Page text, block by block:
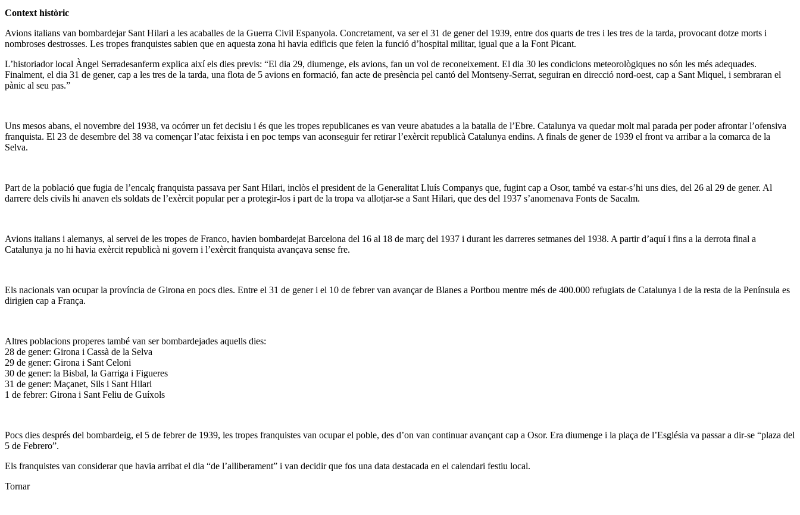
Context històric
Avions italians van bombardejar Sant Hilari a les acaballes de la Guerra Civil Espanyola. Concretament, va ser el 31 de gener del 1939, entre dos quarts de tres i les tres de la tarda, provocant dotze morts i
nombroses destrosses. Les tropes franquistes sabien que en aquesta zona hi havia edificis que feien la funció d’hospital militar, igual que a la Font Picant.
L’historiador local Àngel Serradesanferm explica així els dies previs: “El dia 29, diumenge, els avions, fan un vol de reconeixement. El dia 30 les condicions meteorològiques no són les més adequades.
Finalment, el dia 31 de gener, cap a les tres de la tarda, una flota de 5 avions en formació, fan acte de presència pel cantó del Montseny-Serrat, seguiran en direcció nord-oest, cap a Sant Miquel, i sembraran el
pànic al seu pas.”
Uns mesos abans, el novembre del 1938, va ocórrer un fet decisiu i és que les tropes republicanes es van veure abatudes a la batalla de l’Ebre. Catalunya va quedar molt mal parada per poder afrontar l’ofensiva
franquista. El 23 de desembre del 38 va començar l’atac feixista i en poc temps van aconseguir fer retirar l’exèrcit republicà Catalunya endins. A finals de gener de 1939 el front va arribar a la comarca de la
Selva.
Part de la població que fugia de l’encalç franquista passava per Sant Hilari, inclòs el president de la Generalitat Lluís Companys que, fugint cap a Osor, també va estar-s’hi uns dies, del 26 al 29 de gener. Al
darrere dels civils hi anaven els soldats de l’exèrcit popular per a protegir-los i part de la tropa va allotjar-se a Sant Hilari, que des del 1937 s’anomenava Fonts de Sacalm.
Avions italians i alemanys, al servei de les tropes de Franco, havien bombardejat Barcelona del 16 al 18 de març del 1937 i durant les darreres setmanes del 1938. A partir d’aquí i fins a la derrota final a
Catalunya ja no hi havia exèrcit republicà ni govern i l’exèrcit franquista avançava sense fre.
Els nacionals van ocupar la província de Girona en pocs dies. Entre el 31 de gener i el 10 de febrer van avançar de Blanes a Portbou mentre més de 400.000 refugiats de Catalunya i de la resta de la Península es
dirigien cap a França.
Altres poblacions properes també van ser bombardejades aquells dies:
28 de gener: Girona i Cassà de la Selva
29 de gener: Girona i Sant Celoni
30 de gener: la Bisbal, la Garriga i Figueres
31 de gener: Maçanet, Sils i Sant Hilari
1 de febrer: Girona i Sant Feliu de Guíxols
Pocs dies després del bombardeig, el 5 de febrer de 1939, les tropes franquistes van ocupar el poble, des d’on van continuar avançant cap a Osor. Era diumenge i la plaça de l’Església va passar a dir-se “plaza del
5 de Febrero”.
Els franquistes van considerar que havia arribat el dia “de l’alliberament” i van decidir que fos una data destacada en el calendari festiu local.
Tornar